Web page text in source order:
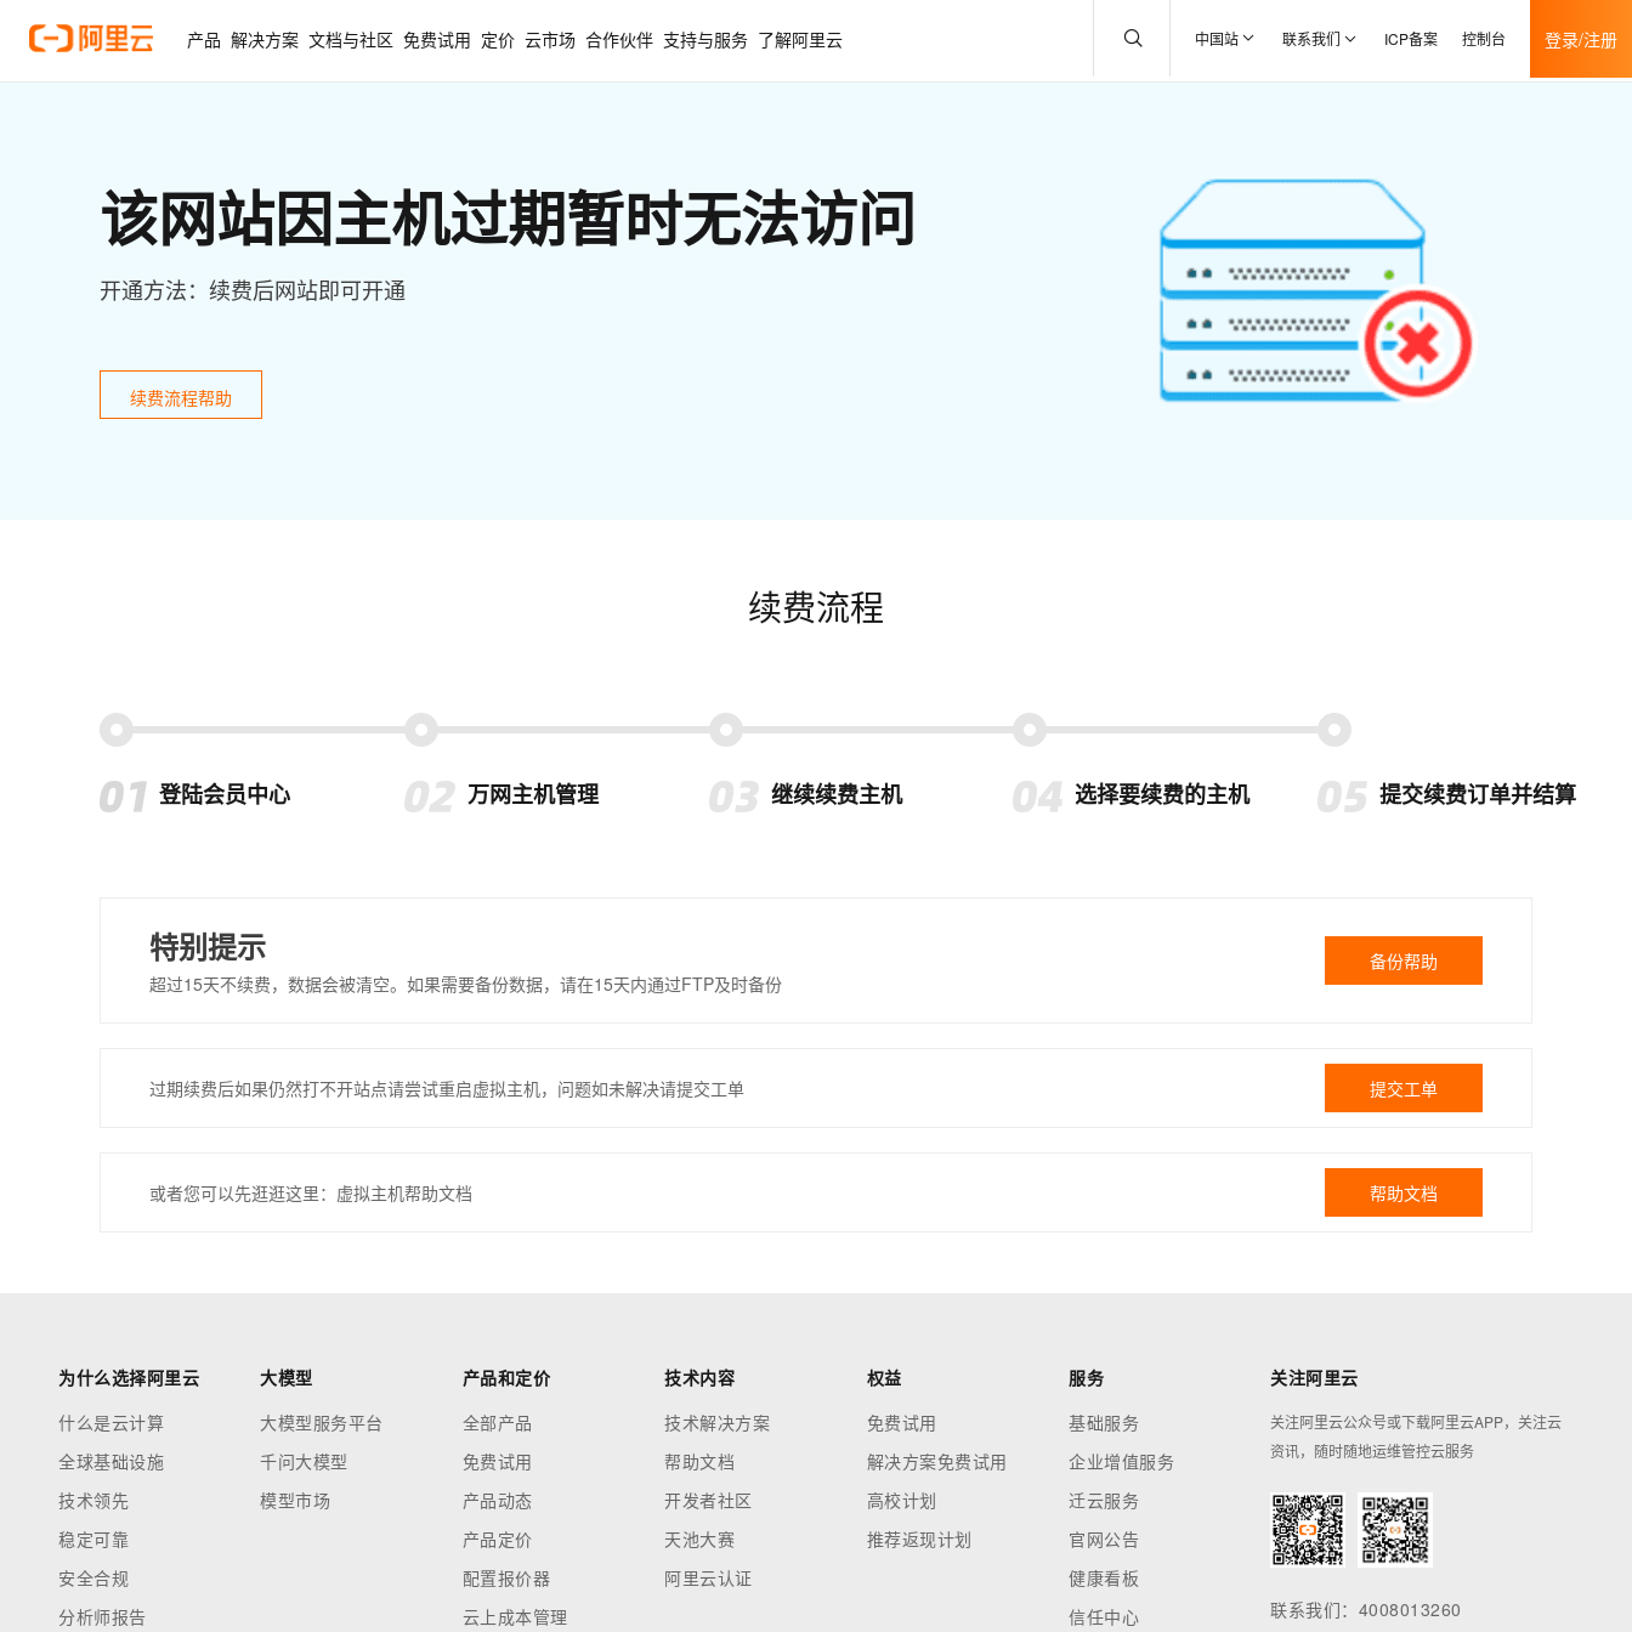
产品 解决方案 文档与社区 免费试用 定价 云市场 合作伙伴 支持与服务 了解阿里云 中国站 联系我们 ICP备案 控制台 登录/注册
该网站因主机过期暂时无法访问
开通方法：续费后网站即可开通
续费流程帮助
续费流程
登陆会员中心 万网主机管理 继续续费主机 选择要续费的主机 提交续费订单并结算
特别提示
超过15天不续费，数据会被清空。如果需要备份数据，请在15天内通过FTP及时备份
备份帮助
过期续费后如果仍然打不开站点请尝试重启虚拟主机，问题如未解决请提交工单 提交工单
或者您可以先逛逛这里：虚拟主机帮助文档 帮助文档